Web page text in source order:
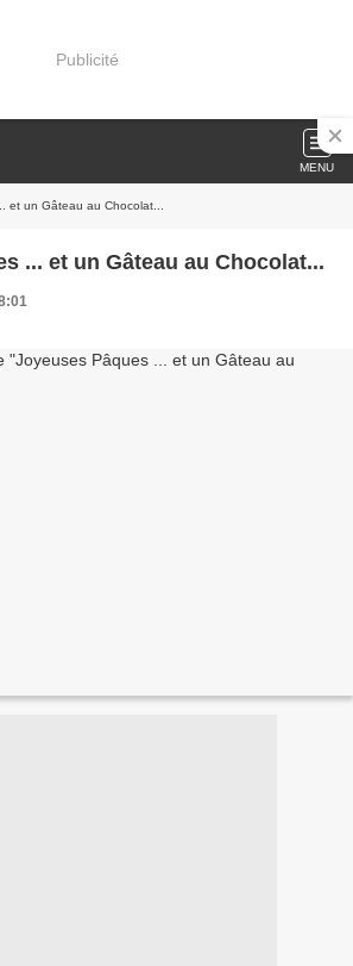
Publicité
MENU
et un Gâteau au Chocolat...
... et un Gâteau au Chocolat...